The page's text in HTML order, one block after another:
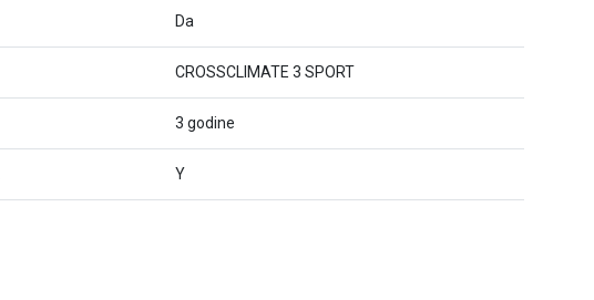
Da
CROSSCLIMATE 3 SPORT
3 godine
Y